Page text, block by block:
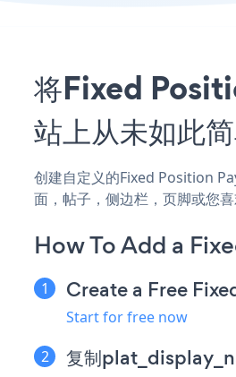
将Fixed
站上从未如此
创建自定义的Fixed Position
面，帖子，侧边栏，页脚或您喜
How To Add a
Create a Free
Start for free now
复制